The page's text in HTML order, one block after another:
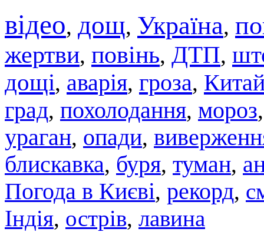
відео, дощ, Україна,
жертви, повінь, ДТП,
дощі, аварія, гроза,
град, похолодання, мороз
ураган, опади,
блискавка, буря, туман,
Погода в Києві, рекорд,
Індія, острів, лавина